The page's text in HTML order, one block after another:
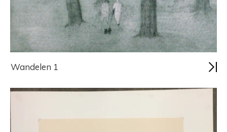
Wandelen 1